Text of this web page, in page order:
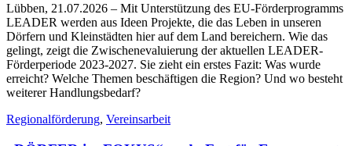
Lübben, 21.07.2026 – Mit Unterstützung des EU-Förderprogramms
LEADER werden aus Ideen Projekte, die das Leben in unseren
Dörfern und Kleinstädten hier auf dem Land bereichern. Wie das
gelingt, zeigt die Zwischenevaluierung der aktuellen LEADER-
Förderperiode 2023-2027. Sie zieht ein erstes Fazit: Was wurde
erreicht? Welche Themen beschäftigen die Region? Und wo besteht
weiterer Handlungsbedarf?
Regionalförderung, Vereinsarbeit